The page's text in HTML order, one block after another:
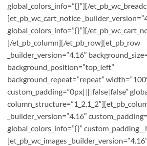
global_colors_info=”{}”][/
[et_pb_wc_cart_notice
global_colors_info=”{}”][/
[/et_pb_column][/et_pb_row][et_pb_row
_builder_version=”4.16″
background_position=”top_left”
background_repeat=”repeat”
custom_padding=”0px||||false|false”
_builder_version=”4.16″
global_colors_info=”{}”
[et_pb_wc_images